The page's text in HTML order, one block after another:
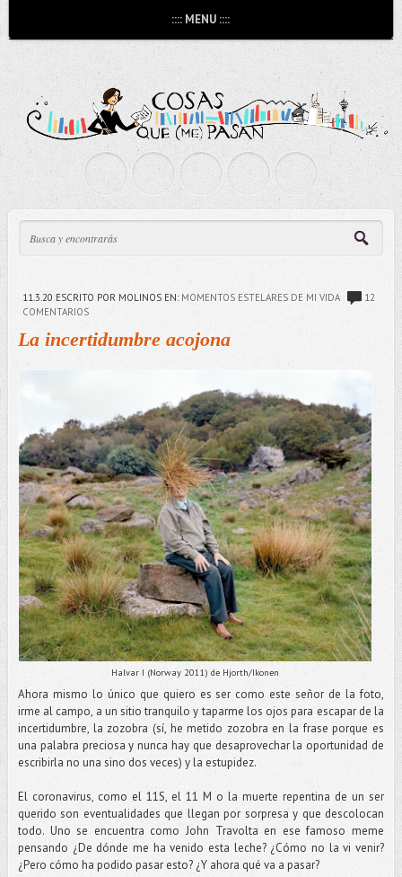
:::: MENU ::::
11.3.20 ESCRITO POR MOLINOS EN: MOMENTOS ESTELARES DE MI VIDA
12
COMENTARIOS
La incertidumbre acojona
Halvar I (Norway 2011) de Hjorth/Ikonen
Ahora mismo lo único que quiero es ser como este señor de la foto,
irme al campo, a un sitio tranquilo y taparme los ojos para escapar de la
incertidumbre, la zozobra (sí, he metido zozobra en la frase porque es
una palabra preciosa y nunca hay que desaprovechar la oportunidad de
escribirla no una sino dos veces) y la estupidez.
El coronavirus, como el 11S, el 11 M o la muerte repentina de un ser
querido son eventualidades que llegan por sorpresa y que descolocan
todo. Uno se encuentra como John Travolta en ese famoso meme
pensando ¿De dónde me ha venido esta leche? ¿Cómo no la vi venir?
¿Pero cómo ha podido pasar esto? ¿Y ahora qué va a pasar?